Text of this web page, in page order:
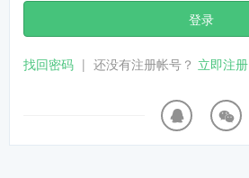
登录
找回密码 | 还没有注册帐号？ 立即注册